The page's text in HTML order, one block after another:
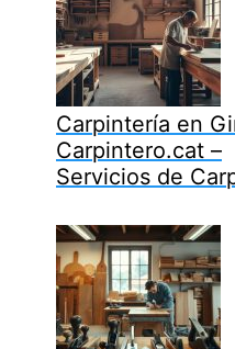
Carpintería en
Carpintero.cat –
Servicios de